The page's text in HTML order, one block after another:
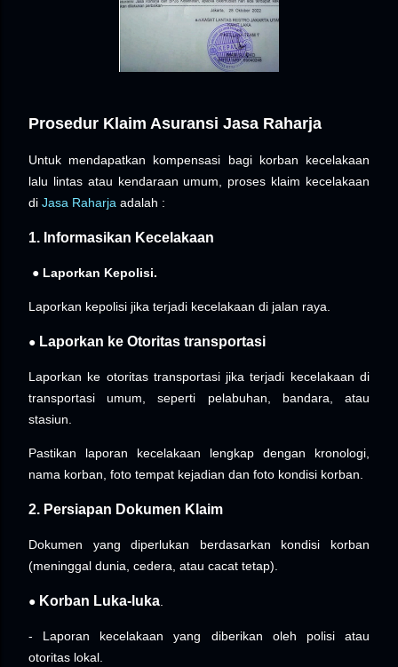
Prosedur Klaim Asuransi Jasa Raharja
Untuk mendapatkan kompensasi bagi korban kecelakaan
lalu lintas atau kendaraan umum, proses klaim kecelakaan
di Jasa Raharja adalah :
1. Informasikan Kecelakaan
● Laporkan Kepolisi.
Laporkan kepolisi jika terjadi kecelakaan di jalan raya.
● Laporkan ke Otoritas transportasi
Laporkan ke otoritas transportasi jika terjadi kecelakaan di
transportasi umum, seperti pelabuhan, bandara, atau
stasiun.
Pastikan laporan kecelakaan lengkap dengan kronologi,
nama korban, foto tempat kejadian dan foto kondisi korban.
2. Persiapan Dokumen Klaim
Dokumen yang diperlukan berdasarkan kondisi korban
(meninggal dunia, cedera, atau cacat tetap).
● Korban Luka-luka
- Laporan kecelakaan yang diberikan oleh polisi atau
otoritas lokal.